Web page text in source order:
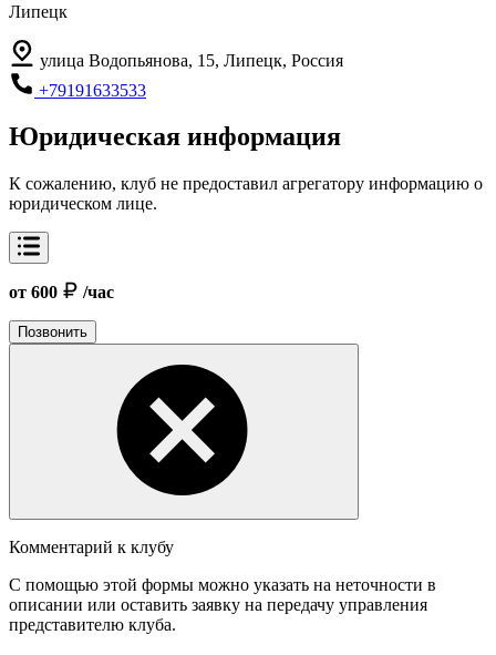
Липецк
улица Водопьянова, 15, Липецк, Россия
+79191633533
Юридическая информация
К сожалению, клуб не предоставил агрегатору информацию о
юридическом лице.
от 600 /час
Позвонить
Комментарий к клубу
С помощью этой формы можно указать на неточности в
описании или оставить заявку на передачу управления
представителю клуба.